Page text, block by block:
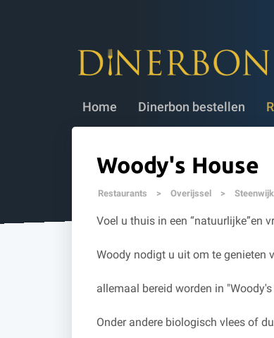
Home Dinerbon bestellen
Woody's House
Restaurants > Overijssel > Steenwijk
Voel u thuis in een “natuurlijke”en
Woody nodigt u uit om te genieten
allemaal bereid worden in "Woody's
Onder andere biologisch vlees of